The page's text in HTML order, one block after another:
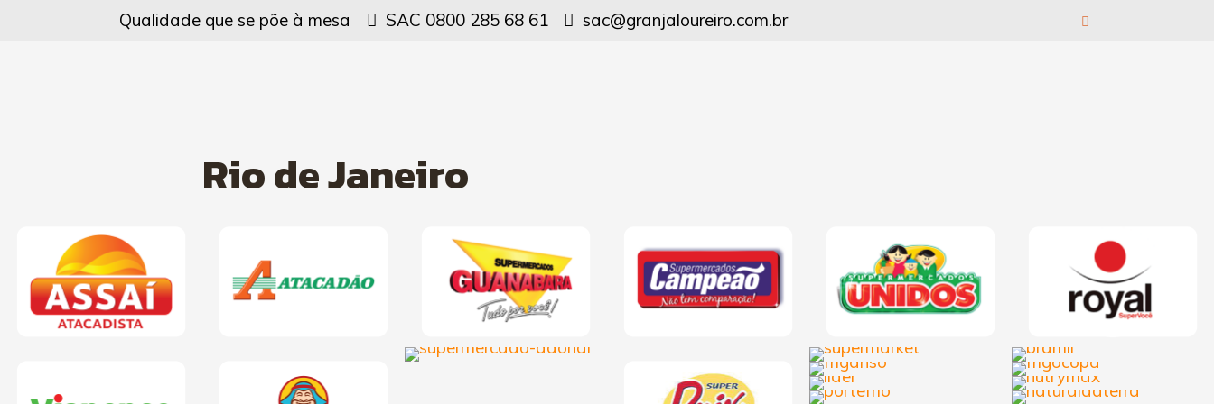
Qualidade que se põe à mesa SAC 0800 285 68 61 sac@granjaloureiro.com.br
Rio de Janeiro